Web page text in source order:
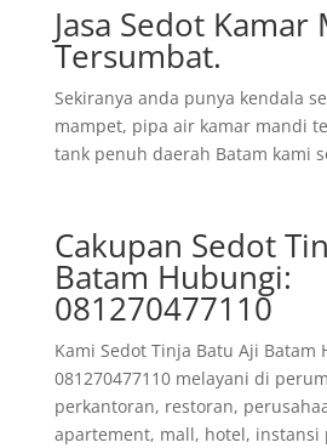
Jasa Sedot Kamar
Tersumbat.
Sekiranya anda punya kendala
mampet, pipa air kamar mandi
tank penuh daerah Batam kami
Cakupan Sedot
Batam Hubungi:
081270477110
Kami Sedot Tinja Batu Aji Batam
081270477110 melayani di
perkantoran, restoran,
apartement, mall, hotel,